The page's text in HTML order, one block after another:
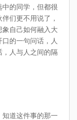
的同学，但都很
们更不用说了，
自己如何融入大
的一句问话，人
，人与人之间的隔
知道这件事的那一